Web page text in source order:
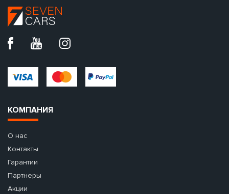
КОМПАНИЯ
О нас
Контакты
Гарантии
Партнеры
Акции